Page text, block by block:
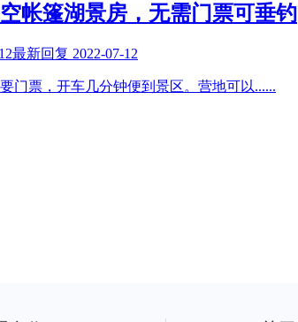
帐篷湖景房，无需门票可垂钓
最新回复 2022-07-12
门票，开车几分钟便到景区。营地可以......